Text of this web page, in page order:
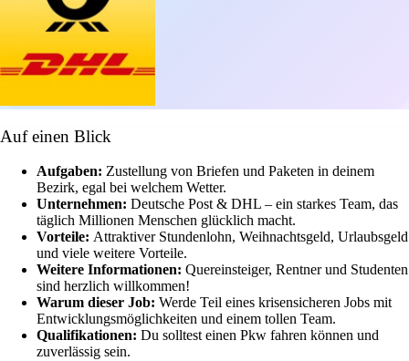
Auf einen Blick
Aufgaben: Zustellung von Briefen und Paketen in deinem
Bezirk, egal bei welchem Wetter.
Unternehmen: Deutsche Post & DHL – ein starkes Team, das
täglich Millionen Menschen glücklich macht.
Vorteile: Attraktiver Stundenlohn, Weihnachtsgeld, Urlaubsgeld
und viele weitere Vorteile.
Weitere Informationen: Quereinsteiger, Rentner und Studenten
sind herzlich willkommen!
Warum dieser Job: Werde Teil eines krisensicheren Jobs mit
Entwicklungsmöglichkeiten und einem tollen Team.
Qualifikationen: Du solltest einen Pkw fahren können und
zuverlässig sein.